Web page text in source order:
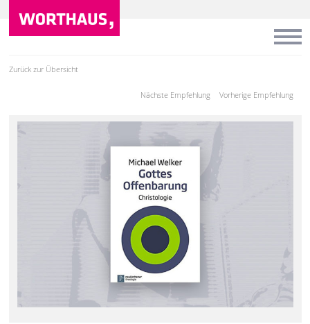
Zurück zur Übersicht
Vorherige Empfehlung
Nächste Empfehlung